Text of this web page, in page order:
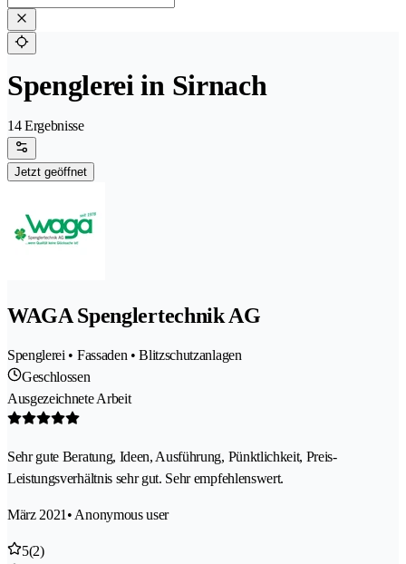
Spenglerei in Sirnach
14 Ergebnisse
Jetzt geöffnet
WAGA Spenglertechnik AG
Spenglerei • Fassaden • Blitzschutzanlagen
Geschlossen
Ausgezeichnete Arbeit
Sehr gute Beratung, Ideen, Ausführung, Pünktlichkeit, Preis-
Leistungsverhältnis sehr gut. Sehr empfehlenswert.
März 2021 • Anonymous user
5(2)